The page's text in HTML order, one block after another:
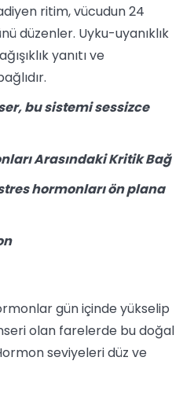
ritim, vücudun 24
düzenler. Uyku-uyanıklık
yanıtı ve
bu sistemi sessizce
Arasındaki Kritik Bağ
hormonları ön plana
gün içinde yükselip
olan farelerde bu doğal
seviyeleri düz ve